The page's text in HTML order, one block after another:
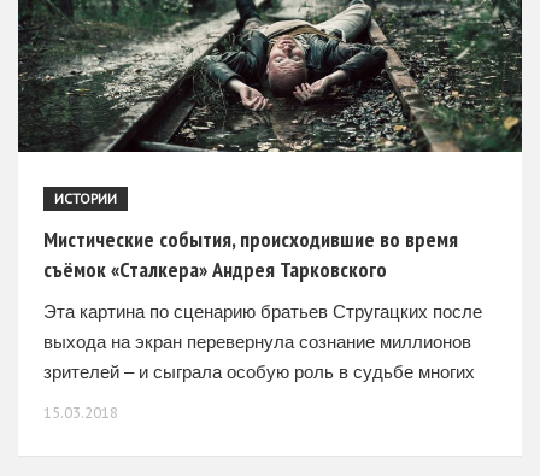
ИСТОРИИ
Мистические события, происходившие во время
съёмок «Сталкера» Андрея Тарковского
Эта картина по сценарию братьев Стругацких после
выхода на экран перевернула сознание миллионов
зрителей – и сыграла особую роль в судьбе многих
15.03.2018